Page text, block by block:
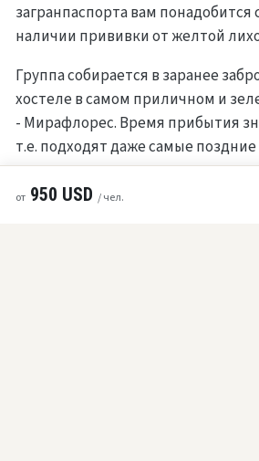
загранпаспорта вам понадобится
наличии прививки от желтой
Группа собирается в заранее
хостеле в самом приличном и
- Мирафлорес. Время прибытия
т.е. подходят даже самые
2 День 2. Экскурсия по
День 3. Канделябр,
от 950 USD / чел.